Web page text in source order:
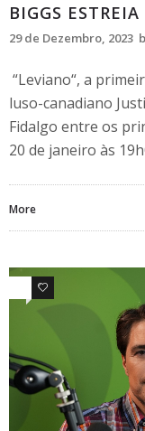
BIGGS
29 de Dezembro, 2023
“Leviano“, a
luso-canadiano
Fidalgo entre os
20 de janeiro às
More
0